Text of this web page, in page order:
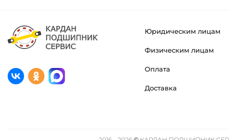
Юридическим лицам
Физическим лицам
Оплата
Доставка